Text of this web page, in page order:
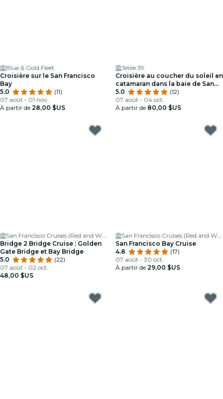
Blue & Gold Fleet
Croisière sur le San Francisco
Bay
5.0
(11)
07 août - 01 nov.
À partir de 28,00 $US
Jetée 39
Croisière au coucher du soleil en
catamaran dans la baie de San
Francisco
5.0
(12)
07 août - 04 oct.
À partir de 80,00 $US
San Francisco Cruises (Red and White Fleet)
Bridge 2 Bridge Cruise : Golden
Gate Bridge et Bay Bridge
5.0
(22)
07 août - 02 oct.
48,00 $US
San Francisco Cruises (Red and White Fleet)
San Francisco Bay Cruise
4.8
(17)
07 août - 30 oct.
À partir de 29,00 $US